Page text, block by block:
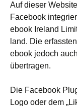
Auf dieser
Facebook
ebook Ireland
land. Die
ebook jedoch
übertragen.
Die Facebook
Logo oder dem